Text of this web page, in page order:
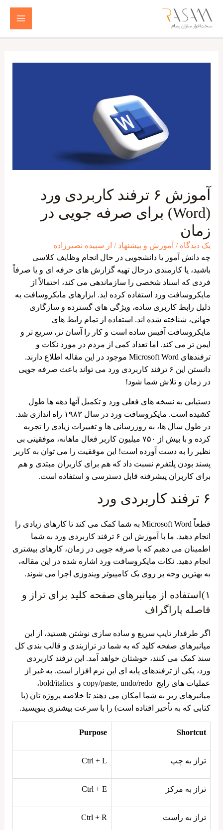
Main
آموزش ۶ ترفند کاربردی ورد
(Word) برای صرفه جویی در
زمان
یک دیدگاه / آموزش و پیشنهاد / از سپیده نصیرزاده
چه دانش آموز یا دانشجویی در حال انجام وظایف کلاسی
باشید، یا کارمندی درحال تهیه گزارش های حرفه ای و یا صرفاً
فردی که اسناد شخصی را سازماندهی می کند، احتمالاً از
مایکروسافت ورد استفاده کرده اید. ابزارهای مایکروسافت به
دلیل رابط کاربری ساده، ویژگی های گسترده و سازگاری
جهانی، شناخته شده اند. استفاده از تمام رابط‌ های
مایکروسافت آفیس ساده است و کار را آسان ‌تر، سریع ‌تر و
ایمن ‌تر می ‌کند. اما تعداد کمی از مردم در مورد نکات و
ترفندهای Microsoft Word موجود در این مقاله اطلاع دارند.
دانستن این ۶ ترفند کاربردی ورد می تواند باعث صرفه جویی
در زمان و تلاش شما شود!
دستیابی به نسخه های فعلی ورد و تکمیل آنها دهه ها طول
کشیده است. مایکروسافت ورد در سال ۱۹۸۳ راه ‌اندازی شد.
در طول سال‌ ها، به روزرسانی ها و تغییرات زیادی را تجربه
کرده و با بیش از ۷۵۰ میلیون کاربر فعال ماهانه، موفقیتی بی
نظیر را به دست آورده است! این موفقیت را می توان به کاربر
پسند بودن پلتفرم نسبت داد که هم برای کاربران مبتدی و هم
برای کاربران پیشرفته قابل دسترسی و استفاده است.
۶ ترفند کاربردی ورد
قطعاً Microsoft Word به شما کمک می کند تا کارهای زیادی را
انجام دهید. ما با آموزش این ۶ ترفند کاربردی ورد به شما
اطمینان می ‌دهیم که با صرفه‌ جویی در زمان، کارهای بیشتری
انجام دهید. نکات مایکروسافت ورد اشاره شده در این مقاله،
به بهترین وجه بر روی یک کامپیوتر ویندوزی اجرا می شوند.
۱)استفاده از میانبرهای صفحه کلید برای تراز و
فاصله پاراگراف
اگر طرفدار تایپ سریع و ساده‌ سازی نوشتن هستید، از این
میانبرهای صفحه ‌کلید که به شما در ترازبندی و قالب ‌بندی کل
سند کمک می ‌کنند، خوشتان خواهد آمد. این ترفند کاربردی
ورد، یکی از ترفندهای پایه ‌ای این نرم افزار است. به غیر از
عملیات های رایج copy/paste, undo/redo و bold/italics،
میانبرهای زیر به شما امکان می‌ دهند تا خلاصه پروژه‌ تان (یا
کتابی که به تأخیر افتاده است) را با سرعت بیشتری بنویسید.
Shortcut
Purpose
تراز به چپ Ctrl + L
تراز به مرکز Ctrl + E
تراز به راست Ctrl + R